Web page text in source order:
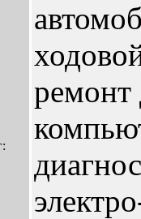
ремонт